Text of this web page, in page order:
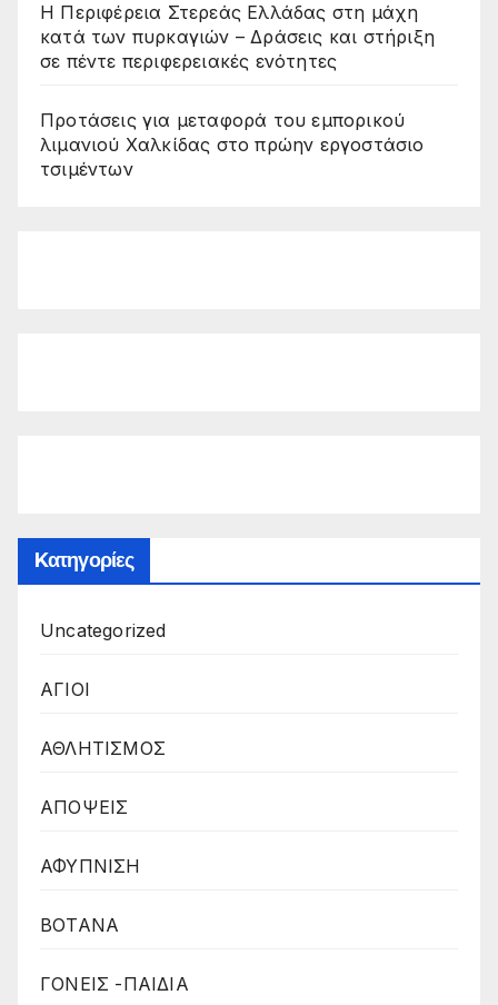
Η Περιφέρεια Στερεάς Ελλάδας στη μάχη
κατά των πυρκαγιών – Δράσεις και στήριξη
σε πέντε περιφερειακές ενότητες
Προτάσεις για μεταφορά του εμπορικού
λιμανιού Χαλκίδας στο πρώην εργοστάσιο
τσιμέντων
Kατηγορίες
Uncategorized
ΑΓΙΟΙ
ΑΘΛΗΤΙΣΜΟΣ
ΑΠΟΨΕΙΣ
ΑΦΥΠΝΙΣΗ
ΒΟΤΑΝΑ
ΓΟΝΕΙΣ -ΠΑΙΔΙΑ